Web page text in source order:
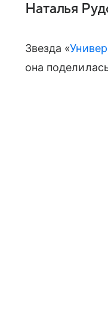
Наталья
Звезда «
она